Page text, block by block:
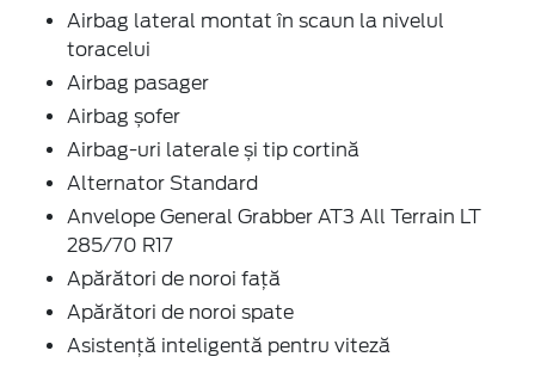
Airbag lateral montat în scaun la nivelul
toracelui
Airbag pasager
Airbag șofer
Airbag-uri laterale și tip cortină
Alternator Standard
Anvelope General Grabber AT3 All Terrain LT
285/70 R17
Apărători de noroi față
Apărători de noroi spate
Asistență inteligentă pentru viteză